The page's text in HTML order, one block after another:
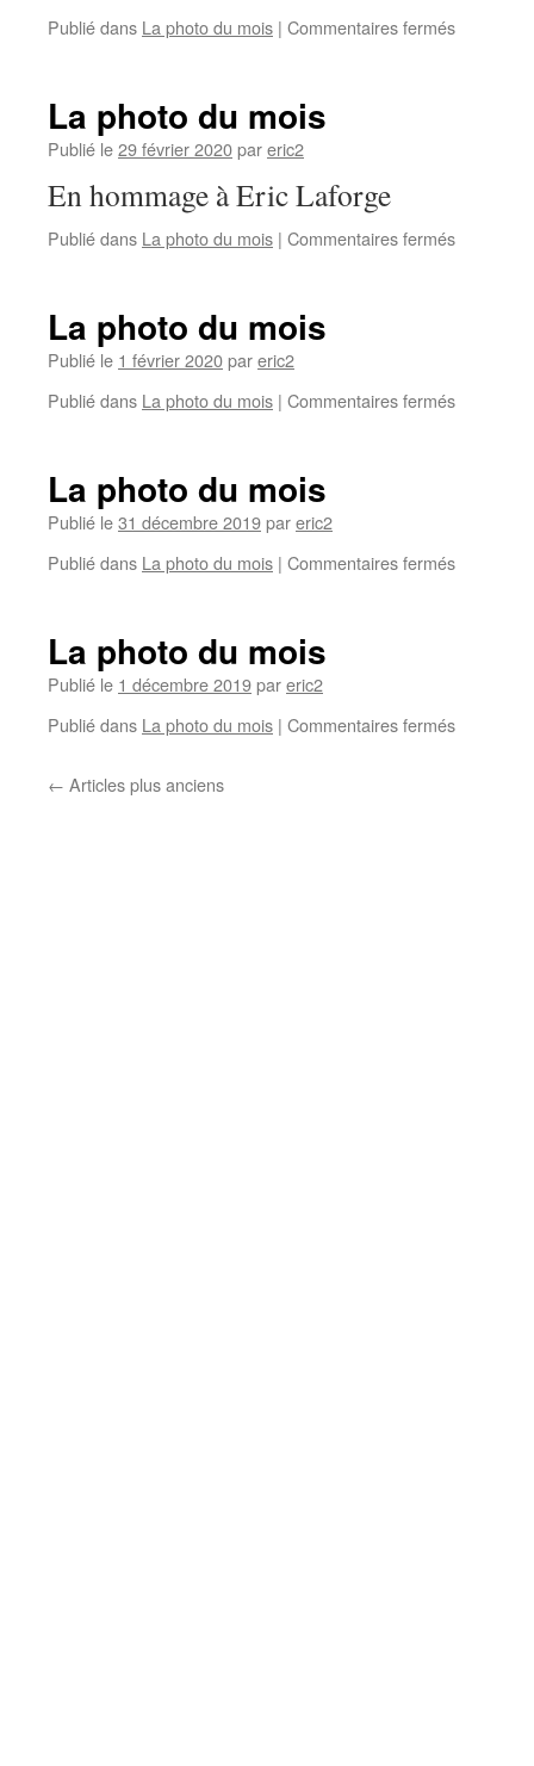
Publié dans La photo du mois | Commentaires fermés
La photo du mois
Publié le29 février 2020pareric2
En hommage à Eric Laforge
Publié dans La photo du mois | Commentaires fermés
La photo du mois
Publié le 1 février 2020pareric2
Publié dans La photo du mois | Commentaires fermés
La photo du mois
Publié le31 décembre 2019pareric2
Publié dans La photo du mois | Commentaires fermés
La photo du mois
Publié le 1 décembre 2019pareric2
Publié dans La photo du mois | Commentaires fermés
← Articles plus anciens